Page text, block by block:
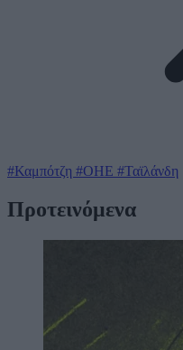
#Καμπότζη #ΟΗΕ #Ταϊλάνδη
Προτεινόμενα